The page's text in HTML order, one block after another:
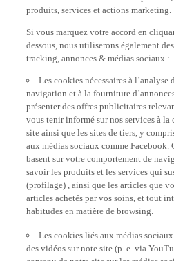
produits, services et actions marketing.
Si vous marquez votre accord en
dessous, nous utiliserons également
tracking, annonces & médias sociaux :
Les cookies nécessaires à
navigation et à la fourniture
présenter des offres publicitaires
vous tenir informé sur nos services à la
site ainsi que les sites de tiers, y
aux médias sociaux comme Facebook.
basent sur votre comportement de
savoir les produits et les services qui
(profilage) , ainsi que les articles que
articles achetés par vos soins, et tout
habitudes en matière de browsing.
Les cookies liés aux médias
des vidéos sur note site (p. e. via
contenu de notre site sur les médias